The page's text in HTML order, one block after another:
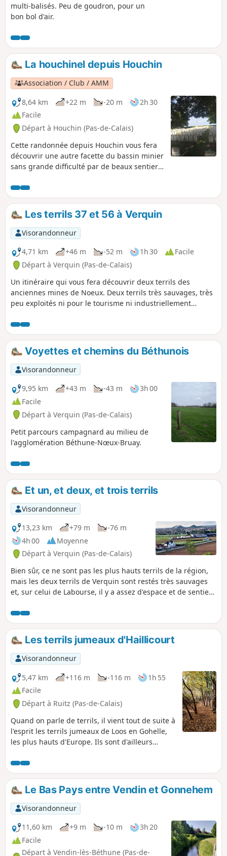
multi-balisés. Peu de goudron, pour un
bon bol d'air.
La houchinel depuis Houchin
Association / Club / AMM
8,64 km
+22 m -20 m
2h 30
Facile
Départ à Houchin (Pas-de-Calais)
Cette randonnée depuis Houchin vous fera
découvrir une autre facette du bassin minier
sans grande difficulté par de beaux sentiers.
minières de Noeux-les-Mines. Le fonçage a
commencé en 1939 et a été arrêté en 1940
avec l'occupation allemande et n'ont jamais
été repris.
Les terrils 37 et 56 à Verquin
Visorandonneur
4,71 km
+46 m -52 m 1h 30
Facile
Départ à Verquin (Pas-de-Calais)
Un itinéraire qui vous fera découvrir deux terrils des
anciennes mines de Noeux. Deux terrils très sauvages, très
peu exploités ni pour le tourisme ni industriellement
Voyettes et chemins du Béthunois
Visorandonneur
9,95 km
+43 m -43 m
3h 00
Facile
Départ à Verquin (Pas-de-Calais)
Petit parcours campagnard au milieu de
l'agglomération Béthune-Nœux-Bruay.
Et un, et deux, et trois terrils
Visorandonneur
13,23 km
+79 m
-76 m
4h 00
Moyenne
Départ à Verquin (Pas-de-Calais)
Bien sûr, ce ne sont pas les plus hauts terrils de la région,
mais les deux terrils de Verquin sont restés très sauvages
et, sur celui de Labourse, il y a assez d'espace et de sentiers
être scindé en deux boucles de 6 à 8 km. C'est un parcours
assez compliqué que j'ai détaillé au maximum. Néanmoins,
je recommande d'utiliser l'application surtout sur les terrils
: celui de Labourse possède un grand nombre de sentiers
et on peut facilement modifier le parcours. 15 juillet 2025 :
Au vu des nombreux points rouges qui fleurissent sur le
parcours, je l'ai parcouru. Tous ces points racontent
n'importe quoi ! Voir dans les infos pratiques.
Les terrils jumeaux d'Haillicourt
Visorandonneur
5,47 km
+116 m -116 m
1h 55
Facile
Départ à Ruitz (Pas-de-Calais)
Quand on parle de terrils, il vient tout de suite à
l'esprit les terrils jumeaux de Loos en Gohelle,
les plus hauts d'Europe. Ils sont d'ailleurs
d'Haillicourt, à deux pas du parc d'Olhain ne
font que quatre mètres de moins. Ils valent tout
autant le détour et je dirais même que leur
aspect plus sauvage les rend d'autant plus
attrayants.
Le Bas Pays entre Vendin et Gonnehem
Visorandonneur
11,60 km
+9 m -10 m
3h 20
Facile
Départ à Vendin-lès-Béthune (Pas-de-